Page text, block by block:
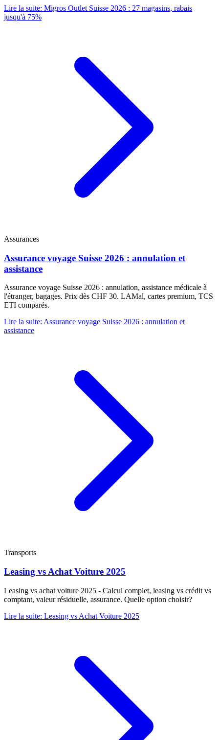
Lire la suite: Migros Outlet Suisse 2026 : 27 magasins, rabais
jusqu'à 75%
Assurances
Assurance voyage Suisse 2026 : annulation et
assistance
Assurance voyage Suisse 2026 : annulation, assistance médicale à
l'étranger, bagages. Prix dès CHF 30. LAMal, cartes premium, TCS
ETI comparés.
Lire la suite: Assurance voyage Suisse 2026 : annulation et
assistance
Transports
Leasing vs Achat Voiture 2025
Leasing vs achat voiture 2025 - Calcul complet, leasing vs crédit vs
comptant, valeur résiduelle, assurance. Quelle option choisir?
Lire la suite: Leasing vs Achat Voiture 2025